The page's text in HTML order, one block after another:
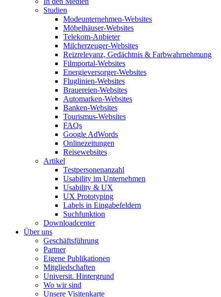
Studien
Modeunternehmen-Websites
Möbelhäuser-Websites
Telekom-Anbieter
Milcherzeuger-Websites
Reizrelevanz, Gedächtnis & Farbwahrnehmung
Filmportal-Websites
Energieversorger-Websites
Fluglinien-Websites
Brauereien-Websites
Automarken-Websites
Banken-Websites
Tourismus-Websites
FAQs
Google AdWords
Onlinezeitungen
Reisewebsites
Artikel
Testpersonenanzahl
Usability im Unternehmen
Usability & UX
UX Prototyping
Labels in Eingabefeldern
Suchfunktion
Downloadcenter
Über uns
Geschäftsführung
Partner
Eigene Publikationen
Mitgliedschaften
Universit. Hintergrund
Wo wir sind
Unsere Visitenkarte